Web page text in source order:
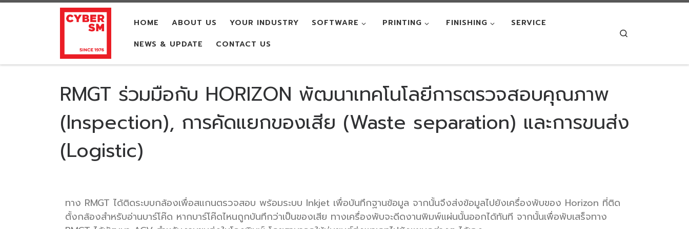
Skip to content
HOME ABOUT US YOUR INDUSTRY SOFTWARE PRINTING FINISHING
SERVICE
NEWS & UPDATE
CONTACT US
RMGT ร่วมมือกับ HORIZON พัฒนาเทคโนโลยีการตรวจสอบคุณภาพ
(Inspection), การคัดแยกของเสีย (Waste separation) และการขนส่ง
(Logistic)
ทาง RMGT ได้ติดระบบกล้องเพื่อสแกนตรวจสอบ พร้อมระบบ Inkjet เพื่อบันทึกฐานข้อมูล จากนั้นจึงส่งข้อมูลไปยังเครื่องพับของ Horizon ที่ติด
ตั้งกล้องสำหรับอ่านบาร์โค๊ด หากบาร์โค๊ดไหนถูกบันทึกว่าเป็นของเสีย ทางเครื่องพับจะดีดงานพิมพ์แผ่นนั้นออกได้ทันที จากนั้นเพื่อพับเสร็จทาง